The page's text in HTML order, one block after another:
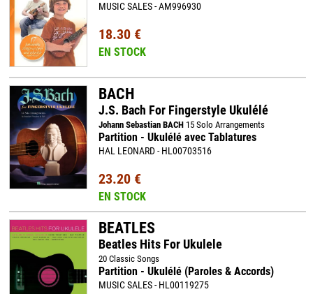
MUSIC SALES - AM996930
18.30 €
EN STOCK
BACH
J.S. Bach For Fingerstyle Ukulélé
Johann Sebastian BACH15 Solo Arrangements
Partition - Ukulélé avec Tablatures
HAL LEONARD - HL00703516
23.20 €
EN STOCK
BEATLES
Beatles Hits For Ukulele
20 Classic Songs
Partition - Ukulélé (Paroles & Accords)
MUSIC SALES - HL00119275